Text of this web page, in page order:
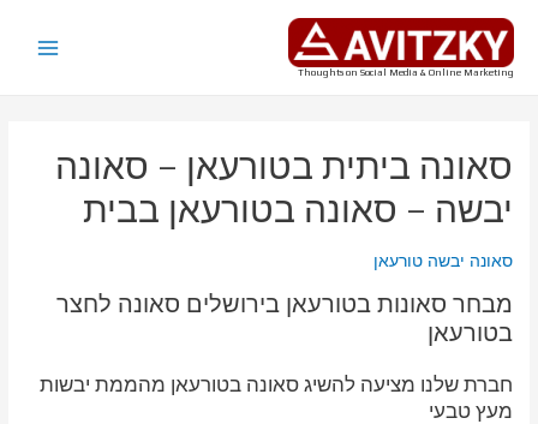
דילוג
לתוכן
Thoughts on Social Media & Online Marketing
סאונה ביתית בטורעאן – סאונה
יבשה – סאונה בטורעאן בבית
סאונה יבשה טורעאן
מבחר סאונות בטורעאן בירושלים סאונה לחצר
בטורעאן
חברת שלנו מציעה להשיג סאונה בטורעאן מהממת יבשות
מעץ טבעי